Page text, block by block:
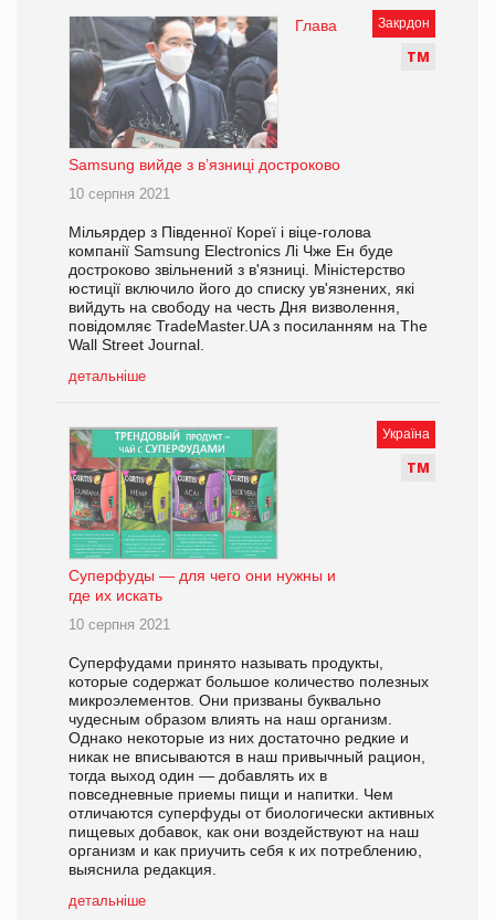
Закрдон
ТМ
Глава
Samsung вийде з в’язниці достроково
10 серпня 2021
Мільярдер з Південної Кореї і віце-голова
компанії Samsung Electronics Лі Чже Ен буде
достроково звільнений з в'язниці. Міністерство
юстиції включило його до списку ув'язнених, які
вийдуть на свободу на честь Дня визволення,
повідомляє TradeMaster.UA з посиланням на The
Wall Street Journal.
детальніше
Україна
ТМ
Суперфуды — для чего они нужны и
где их искать
10 серпня 2021
Суперфудами принято называть продукты,
которые содержат большое количество полезных
микроэлементов. Они призваны буквально
чудесным образом влиять на наш организм.
Однако некоторые из них достаточно редкие и
никак не вписываются в наш привычный рацион,
тогда выход один — добавлять их в
повседневные приемы пищи и напитки. Чем
отличаются суперфуды от биологически активных
пищевых добавок, как они воздействуют на наш
организм и как приучить себя к их потреблению,
выяснила редакция.
детальніше